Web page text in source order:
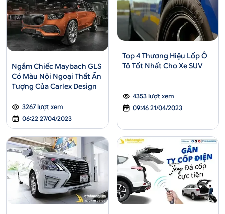
Ngắm Chiếc Maybach GLS
Có Màu Nội Ngoại Thất Ấn
Tượng Của Carlex Design
3267 lượt xem
06:22 27/04/2023
Top 4 Thương Hiệu Lốp Ô
Tô Tốt Nhất Cho Xe SUV
4353 lượt xem
09:46 21/04/2023